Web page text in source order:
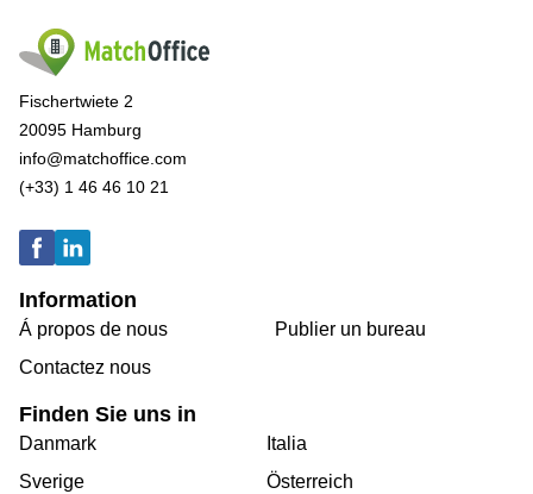
Fischertwiete 2
20095 Hamburg
info@matchoffice.com
(+33) 1 46 46 10 21
Information
Á propos de nous
Contactez nous
Publier un bureau
Finden Sie uns in
Danmark
Sverige
Italia
Österreich